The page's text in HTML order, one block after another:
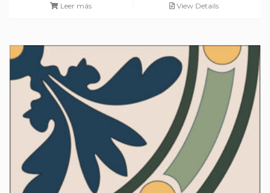
Leer más View Details